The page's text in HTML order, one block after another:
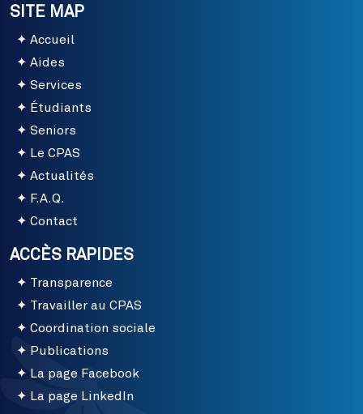
SITE MAP
Accueil
Aides
Services
Étudiants
Seniors
Le CPAS
Actualités
F.A.Q.
Contact
ACCÈS RAPIDES
Transparence
Travailler au CPAS
Coordination sociale
Publications
La page Facebook
La page LinkedIn